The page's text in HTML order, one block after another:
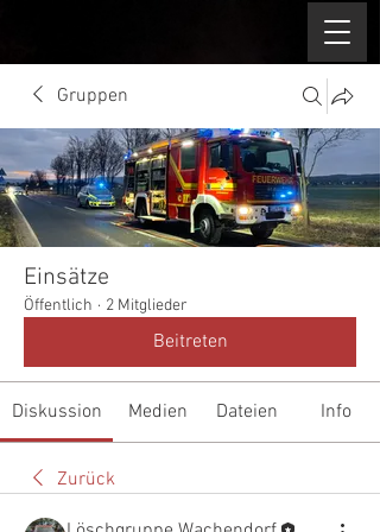
Gruppen
Einsätze
Öffentlich · 2 Mitglieder
Beitreten
Diskussion Medien Dateien Info
Zurück